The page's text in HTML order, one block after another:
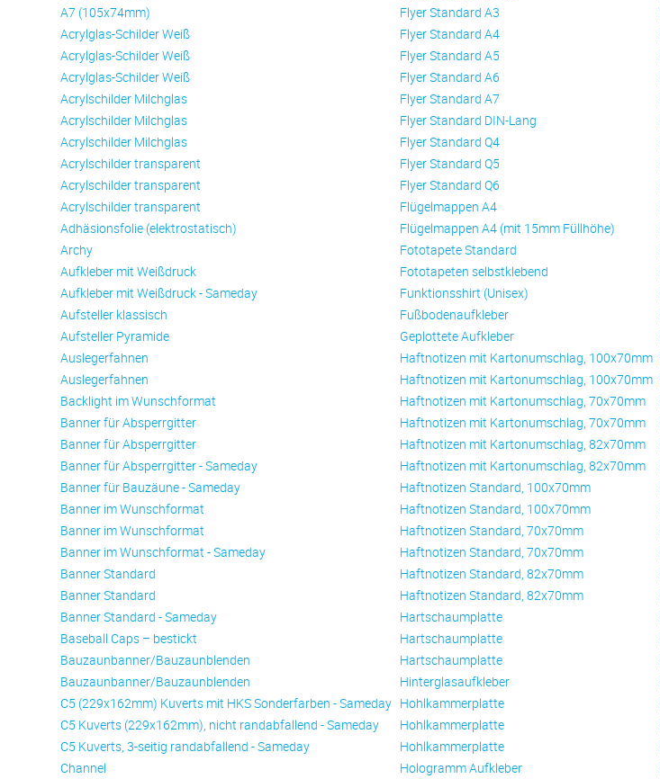
A7 (105x74mm)
Acrylglas-Schilder Weiß
Acrylglas-Schilder Weiß
Acrylglas-Schilder Weiß
Acrylschilder Milchglas
Acrylschilder Milchglas
Acrylschilder Milchglas
Acrylschilder transparent
Acrylschilder transparent
Acrylschilder transparent
Adhäsionsfolie (elektrostatisch)
Archy
Aufkleber mit Weißdruck
Aufkleber mit Weißdruck - Sameday
Aufsteller klassisch
Aufsteller Pyramide
Auslegerfahnen
Auslegerfahnen
Backlight im Wunschformat
Banner für Absperrgitter
Banner für Absperrgitter
Banner für Absperrgitter - Sameday
Banner für Bauzäune - Sameday
Banner im Wunschformat
Banner im Wunschformat
Banner im Wunschformat - Sameday
Banner Standard
Banner Standard
Banner Standard - Sameday
Baseball Caps – bestickt
Bauzaunbanner/Bauzaunblenden
Bauzaunbanner/Bauzaunblenden
C5 (229x162mm) Kuverts mit HKS Sonderfarben - Sameday
C5 Kuverts (229x162mm), nicht randabfallend - Sameday
C5 Kuverts, 3-seitig randabfallend - Sameday
Channel
Flyer Standard A3
Flyer Standard A4
Flyer Standard A5
Flyer Standard A6
Flyer Standard A7
Flyer Standard DIN-Lang
Flyer Standard Q4
Flyer Standard Q5
Flyer Standard Q6
Flügelmappen A4
Flügelmappen A4 (mit 15mm Füllhöhe)
Fototapete Standard
Fototapeten selbstklebend
Funktionsshirt (Unisex)
Fußbodenaufkleber
Geplottete Aufkleber
Haftnotizen mit Kartonumschlag, 100x70mm
Haftnotizen mit Kartonumschlag, 100x70mm
Haftnotizen mit Kartonumschlag, 70x70mm
Haftnotizen mit Kartonumschlag, 70x70mm
Haftnotizen mit Kartonumschlag, 82x70mm
Haftnotizen mit Kartonumschlag, 82x70mm
Haftnotizen Standard, 100x70mm
Haftnotizen Standard, 100x70mm
Haftnotizen Standard, 70x70mm
Haftnotizen Standard, 70x70mm
Haftnotizen Standard, 82x70mm
Haftnotizen Standard, 82x70mm
Hartschaumplatte
Hartschaumplatte
Hartschaumplatte
Hinterglasaufkleber
Hohlkammerplatte
Hohlkammerplatte
Hohlkammerplatte
Hologramm Aufkleber